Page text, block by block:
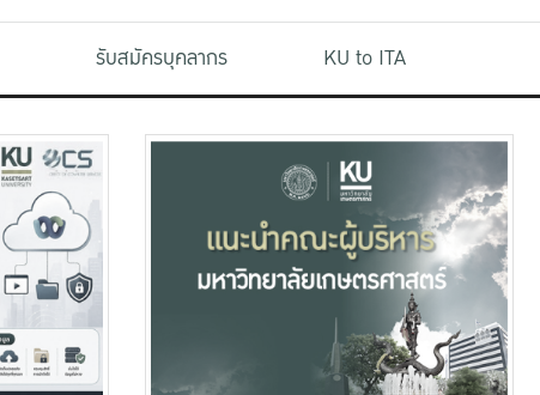
รับสมัครบุคลากร KU to ITA